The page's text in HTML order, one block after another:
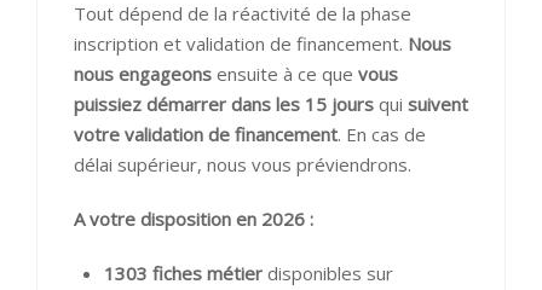
Tout dépend de la réactivité de la phase
inscription et validation de financement. Nous
nous engageons ensuite à ce que vous
puissiez démarrer dans les 15 jours qui suivent
votre validation de financement. En cas de
délai supérieur, nous vous préviendrons.
A votre disposition en 2026 :
1303 fiches métier disponibles sur